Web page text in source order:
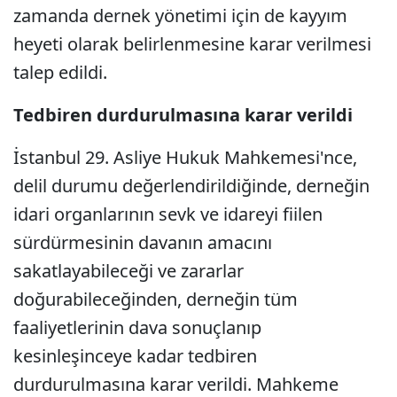
zamanda dernek yönetimi için de kayyım
heyeti olarak belirlenmesine karar verilmesi
talep edildi.
Tedbiren durdurulmasına karar verildi
İstanbul 29. Asliye Hukuk Mahkemesi'nce,
delil durumu değerlendirildiğinde, derneğin
idari organlarının sevk ve idareyi fiilen
sürdürmesinin davanın amacını
sakatlayabileceği ve zararlar
doğurabileceğinden, derneğin tüm
faaliyetlerinin dava sonuçlanıp
kesinleşinceye kadar tedbiren
durdurulmasına karar verildi. Mahkeme